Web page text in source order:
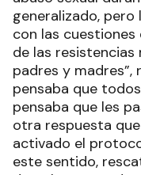
generalizado, pero
con las cuestiones
de las
padres y madres”,
pensaba que
pensaba que les
otra respuesta
activado el
este sentido,